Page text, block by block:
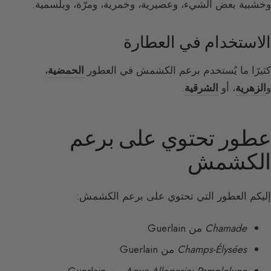
وخشبية بعض الشيء، وعصيرية، وخمرية، ومرّة، وبلسمية.
الاستخدام في العطارة
كثيرًا ما يُستخدم برعم الكشمش في العطور الحمضية،
والزهرية، أو الشرقية.
عطور تحتوي على برعم
الكشمش
إليكم العطور التي تحتوي على برعم الكشمش:
Chamade من Guerlain
Champs-Élysées من Guerlain